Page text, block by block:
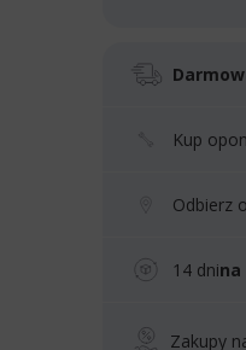
Kup
Odbierz
14 dni
Zakupy